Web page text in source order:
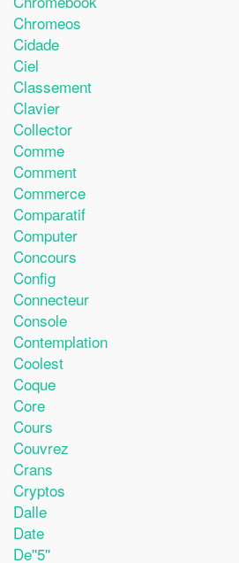
Chromeos
Cidade
Ciel
Classement
Clavier
Collector
Comme
Comment
Commerce
Comparatif
Computer
Concours
Config
Connecteur
Console
Contemplation
Coolest
Coque
Core
Cours
Couvrez
Crans
Cryptos
Dalle
Date
De''5''